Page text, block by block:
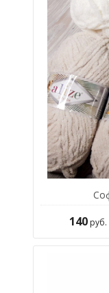
140руб.